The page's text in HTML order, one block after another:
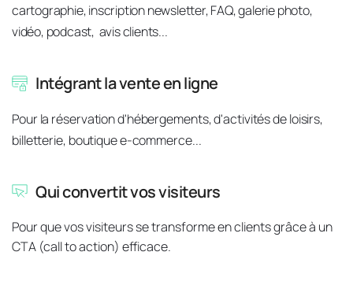
cartographie, inscription newsletter, FAQ, galerie photo,
vidéo, podcast,  avis clients...
Intégrant la vente en ligne
Pour la réservation d'hébergements, d'activités de loisirs,
billetterie, boutique e-commerce...
Qui convertit vos visiteurs
Pour que vos visiteurs se transforme en clients grâce à un
CTA (call to action) efficace.